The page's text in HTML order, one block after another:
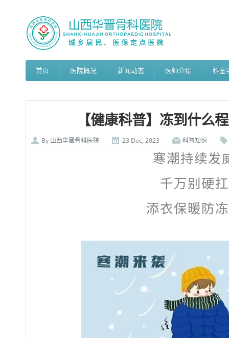
首页 医院概况 新闻动态 医师介绍 科室
【健康科普】冻到什么
By 山西华晋骨科医院 23 Dec, 2023 科普知识
寒潮持续发
千万别硬扛
添衣保暖防